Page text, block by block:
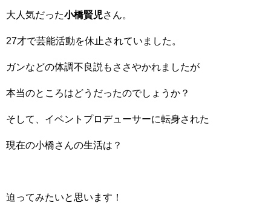
大人気だった小橋賢児さん。
27才で芸能活動を休止されていました。
ガンなどの体調不良説もささやかれましたが
本当のところはどうだったのでしょうか？
そして、イベントプロデューサーに転身された
現在の小橋さんの生活は？
迫ってみたいと思います！